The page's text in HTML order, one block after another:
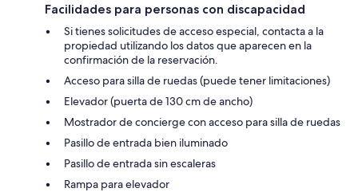
Facilidades para personas con discapacidad
Si tienes solicitudes de acceso especial, contacta a la
propiedad utilizando los datos que aparecen en la
confirmación de la reservación.
Acceso para silla de ruedas (puede tener limitaciones)
Elevador (puerta de 130 cm de ancho)
Mostrador de concierge con acceso para silla de ruedas
Pasillo de entrada bien iluminado
Pasillo de entrada sin escaleras
Rampa para elevador